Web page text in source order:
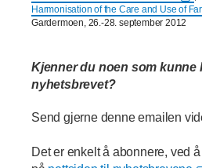
Harmonisation of the Care and Use of
Gardermoen, 26.-28. september 2012
Kjenner du noen som kunne
nyhetsbrevet?
Send gjerne denne emailen
Det er enkelt å abonnere, ved